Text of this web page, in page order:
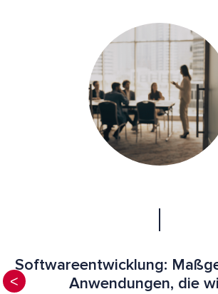
Softwareentwicklung:
Anwendungen, die